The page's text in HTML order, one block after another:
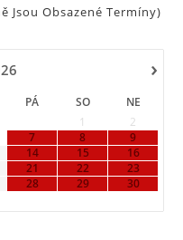
Jsou Obsazené Termíny)
›
PÁ SO
NE
1
2
7 8
9
14 15
16
21 22
23
28 29
30